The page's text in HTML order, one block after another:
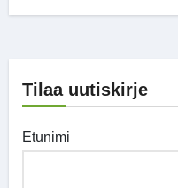
Tilaa uutiskirje
Etunimi